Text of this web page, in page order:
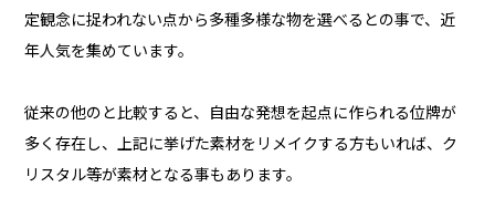
定観念に捉われない点から多種多様な物を選べるとの事で、近
年人気を集めています。
従来の他のと比較すると、自由な発想を起点に作られる位牌が
多く存在し、上記に挙げた素材をリメイクする方もいれば、ク
リスタル等が素材となる事もあります。